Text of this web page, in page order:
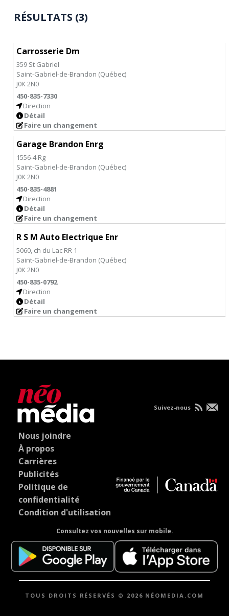
RÉSULTATS (3)
Carrosserie Dm
359 St Gabriel
Saint-Gabriel-de-Brandon (Québec)
J0K 2N0
450-835-7330
Direction
Détail
Faire un changement
Garage Brandon Enrg
1556-4 Rg
Saint-Gabriel-de-Brandon (Québec)
J0K 2N0
450-835-4881
Direction
Détail
Faire un changement
R S M Auto Electrique Enr
5060, ch du Lac RR 1
Saint-Gabriel-de-Brandon (Québec)
J0K 2N0
450-835-0792
Direction
Détail
Faire un changement
Nous joindre
À propos
Carrières
Publicités
Politique de
confidentialité
Condition d'utilisation
Consultez vos nouvelles sur mobile.
Suivez-nous
TOUS DROITS RÉSERVÉS © 2026 NÉOMEDIA.COM